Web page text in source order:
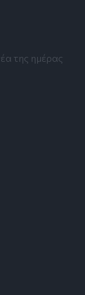
της ημέρας